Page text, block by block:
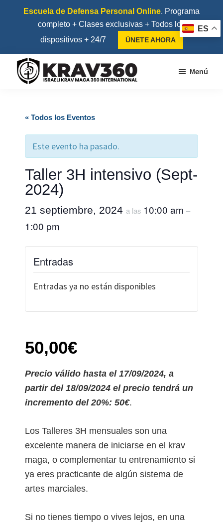
página
Escuela de Defensa Personal Online. Programa
completo + Clases exclusivas + Todos los
dispositivos + 24/7
ÚNETE AHORA
Krav
Maga
Menú
« Todos los Eventos
Este evento ha pasado.
Taller 3H intensivo (Sept-
2024)
21 septiembre, 2024 a las 10:00 am –
1:00 pm
Entradas
Entradas ya no están disponibles
50,00€
Precio válido hasta el 17/09/2024, a
partir del 18/09/2024 el precio tendrá un
incremento del 20%: 50€.
Los Talleres 3H mensuales son una
excelente manera de iniciarse en el krav
maga, o complementar tu entrenamiento si
ya eres practicante de algún sistema de
artes marciales.
Si no tienes tiempo o vives lejos, en una
ES